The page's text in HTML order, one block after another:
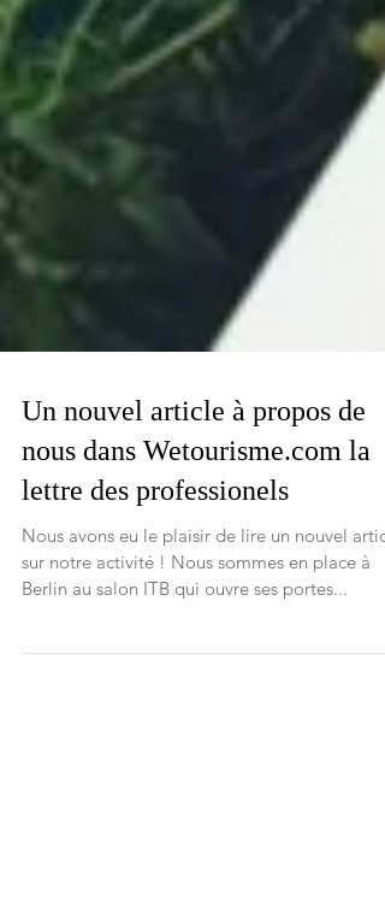
Un nouvel article à propos de
nous dans Wetourisme.com la
lettre des professionels
Nous avons eu le plaisir de lire un nouvel
sur notre activité ! Nous sommes en place à